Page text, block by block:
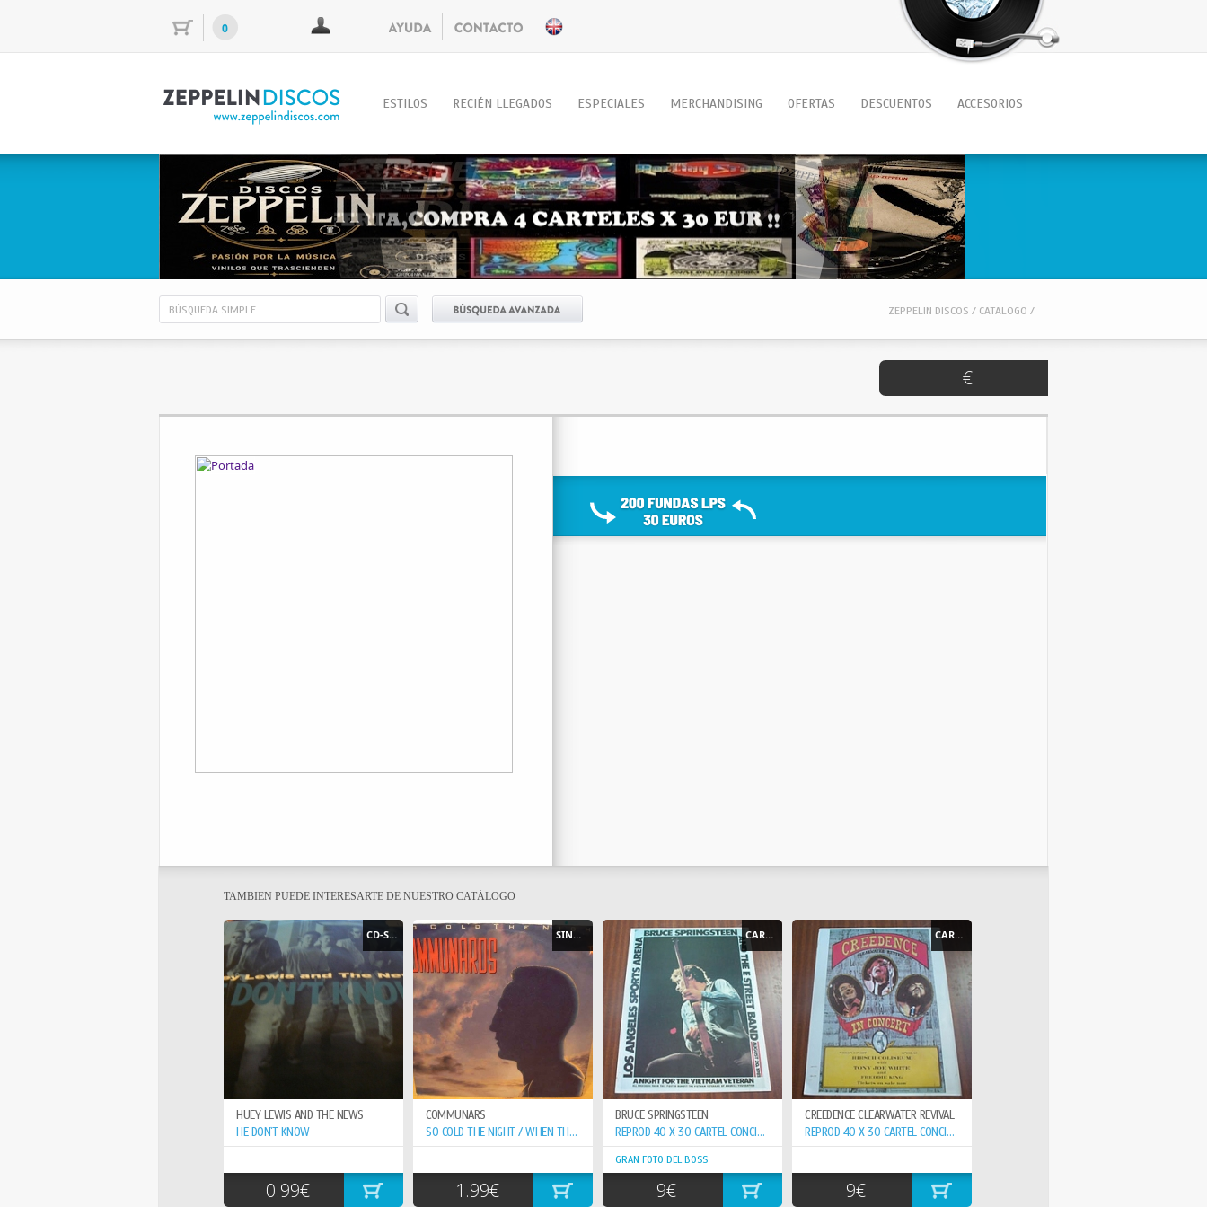
0
ESTILOS RECIÉN LLEGADOS ESPECIALES MERCHANDISING OFERTAS DESCUENTOS ACCESORIOS
ZEPPELIN DISCOS / CATALOGO /
€
TAMBIEN PUEDE INTERESARTE DE NUESTRO CATÁLOGO
CD-SINGLE
HUEY LEWIS AND THE NEWS
HE DON`T KNOW
0.99€
SINGLE
COMMUNARS
SO COLD THE NIGHT / WHEN THE WALLS COME...
1.99€
CARTEL - POSTER
BRUCE SPRINGSTEEN
REPROD 40 X 30 CARTEL CONCIERTO 20-8-81 VETERAN VIETNAN
GRAN FOTO DEL BOSS
9€
CARTEL - POSTER
CREEDENCE CLEARWATER REVIVAL
REPROD 40 X 30 CARTEL CONCIERTO 15-6- ,
9€